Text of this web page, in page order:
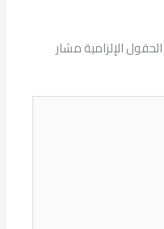
الحقول الإلزامية مشار